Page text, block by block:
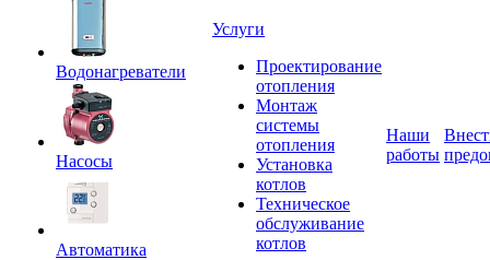
Водонагреватели
Насосы
Автоматика
Услуги
Проектирование
отопления
Монтаж
системы
отопления
Установка
котлов
Техническое
обслуживание
котлов
Наши
работы